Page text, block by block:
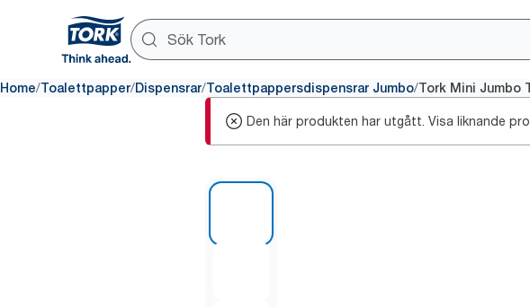
Home/Toalettpapper/Dispensrar/Toalettpappersdispensrar Jumbo/Tork Mini Jumbo
Den här produkten har utgått. Visa liknande